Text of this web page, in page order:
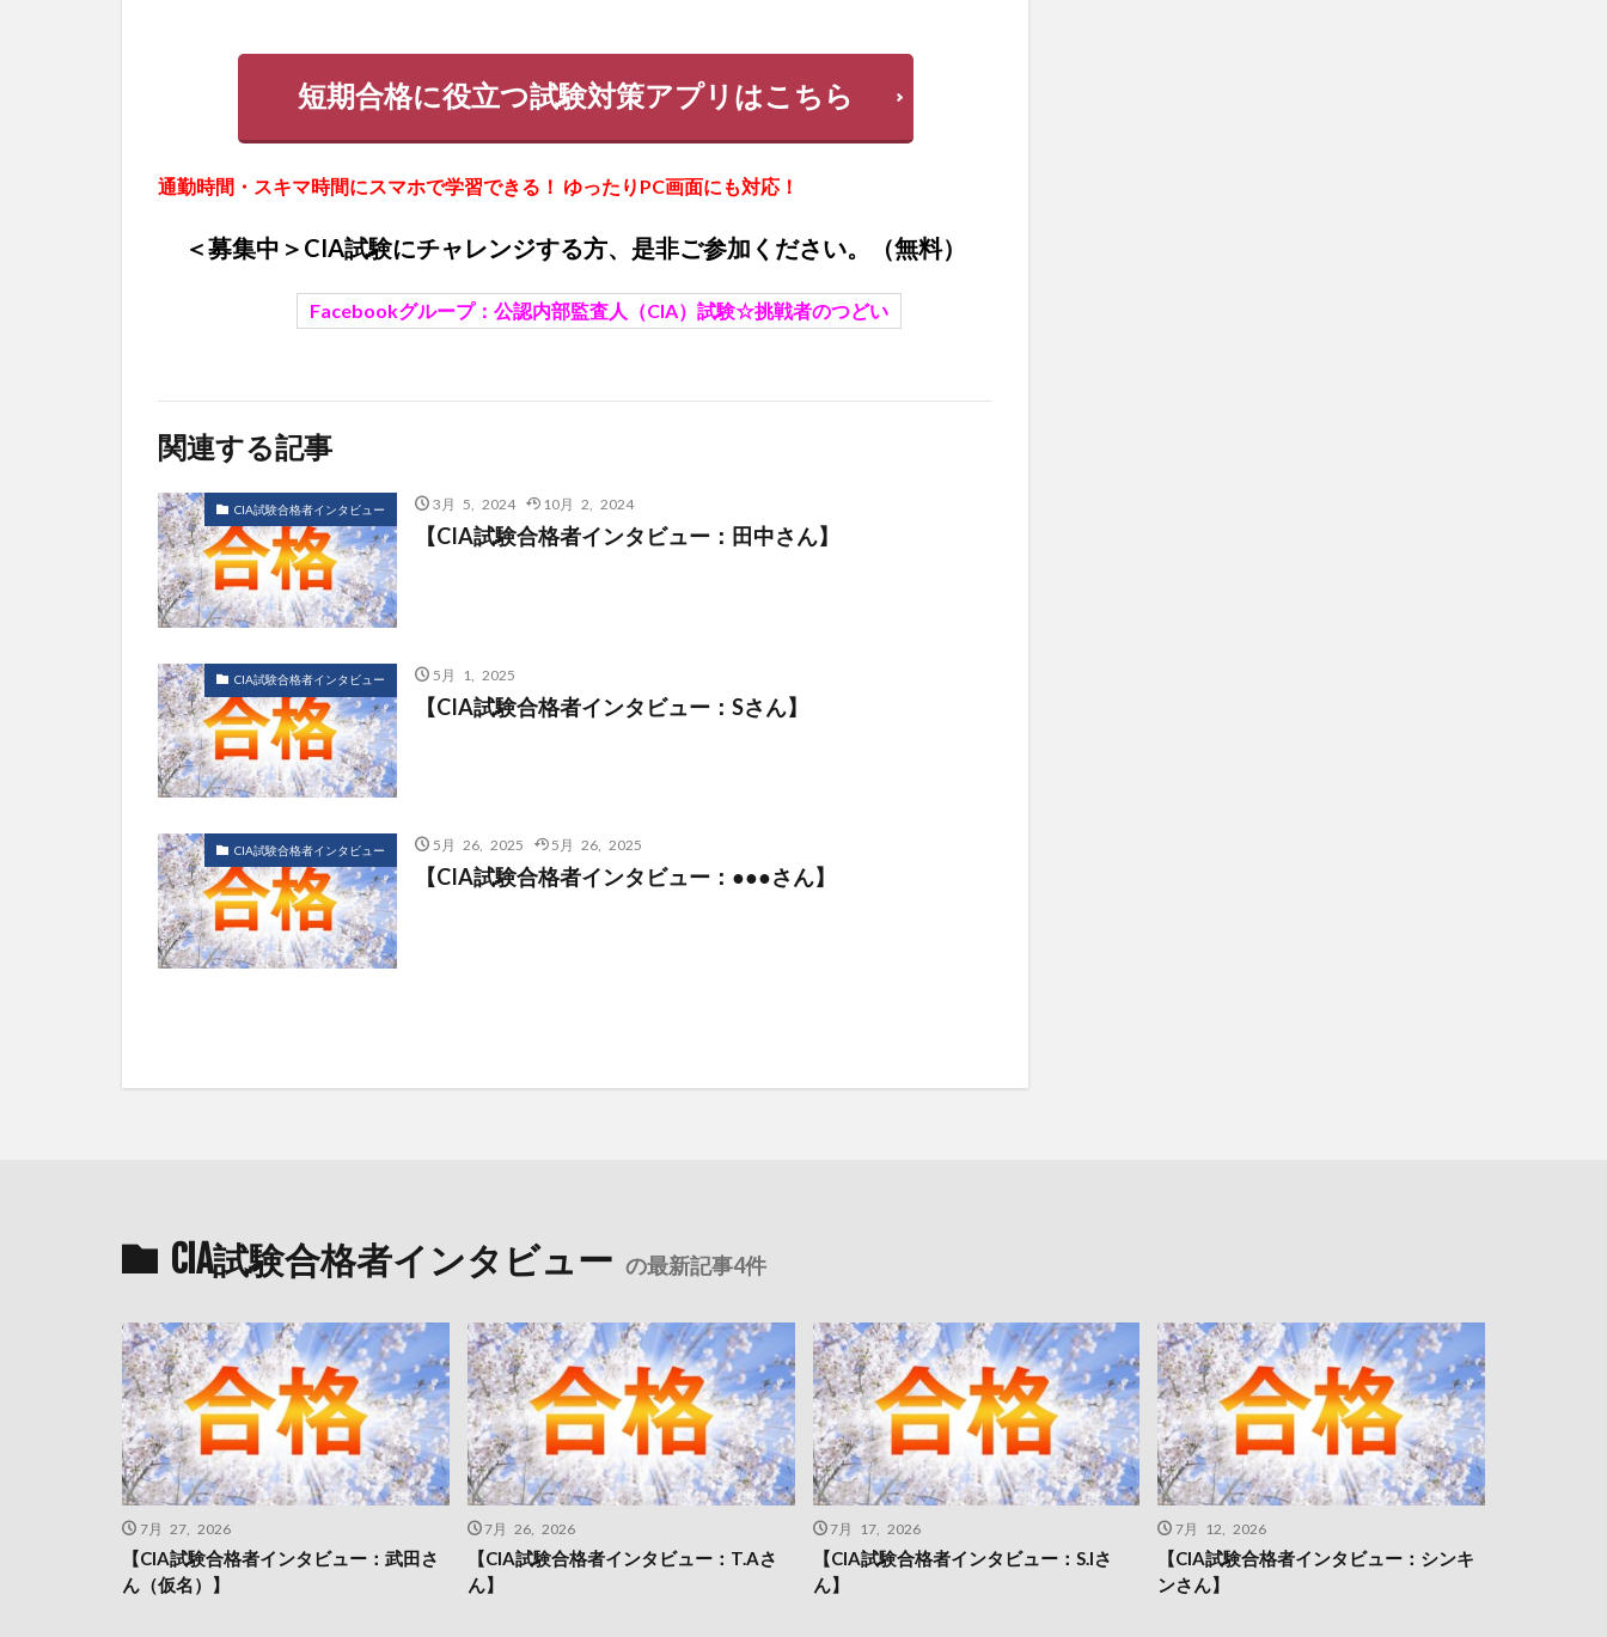
短期合格に役立つ試験対策アプリはこちら
通勤時間・スキマ時間にスマホで学習できる！ ゆったりPC画面にも対応！
＜募集中＞CIA試験にチャレンジする方、是非ご参加ください。（無料）
Facebookグループ： 公認内部監査人（CIA）試験☆挑戦者のつどい
関連する記事
CIA試験合格者インタビュー 3月 5, 2024 10月 2, 2024
【CIA試験合格者インタビュー：田中さん】
CIA試験合格者インタビュー 5月 1, 2025
【CIA試験合格者インタビュー：Sさん】
CIA試験合格者インタビュー 5月 26, 2025 5月 26, 2025
【CIA試験合格者インタビュー：●●●さん】
CIA試験合格者インタビュー の最新記事4件
7月 27, 2026
【CIA試験合格者インタビュー：武田さ
ん（仮名）】
7月 26, 2026
【CIA試験合格者インタビュー：T.Aさ
ん】
7月 17, 2026
【CIA試験合格者インタビュー：S.Iさ
ん】
7月 12, 2026
【CIA試験合格者インタビュー：シンキ
ンさん】